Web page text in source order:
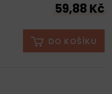
59,88 Kč
DO KOŠÍKU